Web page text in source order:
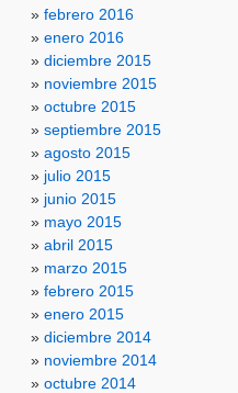
febrero 2016
enero 2016
diciembre 2015
noviembre 2015
octubre 2015
septiembre 2015
agosto 2015
julio 2015
junio 2015
mayo 2015
abril 2015
marzo 2015
febrero 2015
enero 2015
diciembre 2014
noviembre 2014
octubre 2014